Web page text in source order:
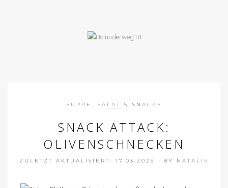
SUPPE, SALAT & SNACKS
SNACK ATTACK:
OLIVENSCHNECKEN
ZULETZT AKTUALISIERT: 17.03.2025 · BY NATALIE